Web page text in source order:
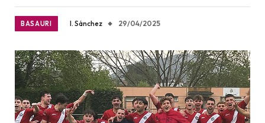
BASAURI I. Sánchez 29/04/2025